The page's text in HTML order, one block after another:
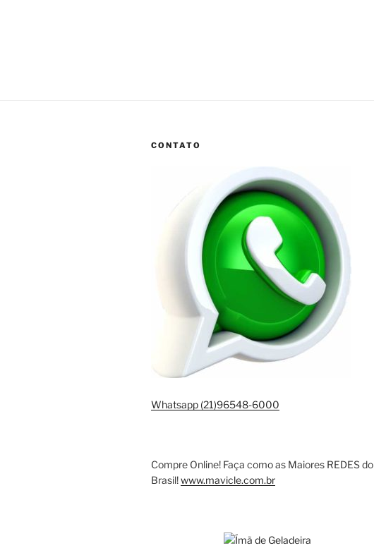
CONTATO
Whatsapp (21)96548-6000
Compre Online! Faça como as Maiores REDES do
Brasil!www.mavicle.com.br